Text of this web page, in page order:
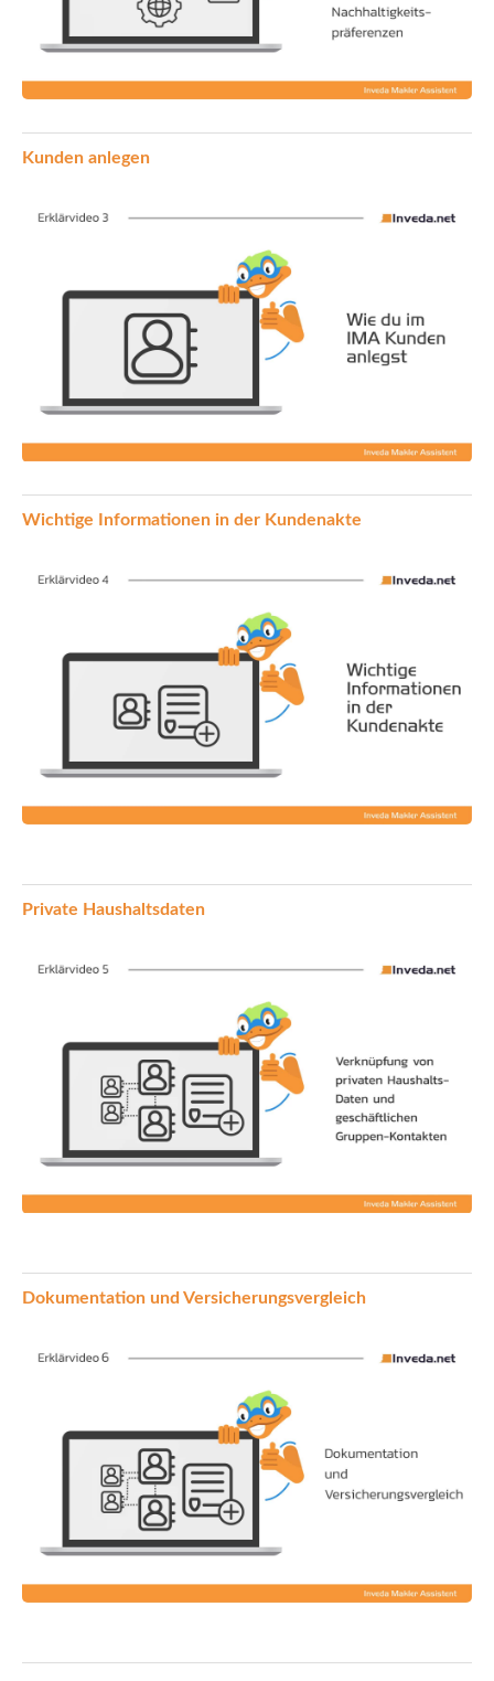
Kunden anlegen
Wichtige Informationen in der Kundenakte
Private Haushaltsdaten
Dokumentation und Versicherungsvergleich